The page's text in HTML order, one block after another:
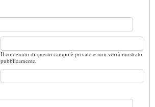
Il contenuto di questo campo è privato e non verrà mostrato
pubblicamente.